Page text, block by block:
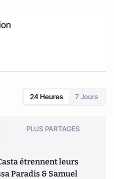
24 Heures 7 Jours
PLUS PARTAGES
étrennent leurs
Paradis & Samuel